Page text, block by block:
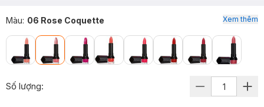
Màu: 06 Rose Coquette Xem thêm
Số lượng: